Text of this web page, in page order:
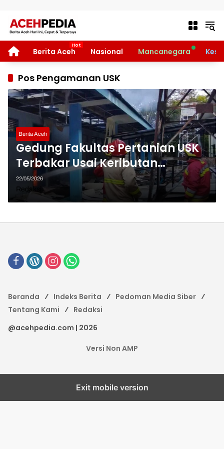
HOMEBerita Aceh Nasional Mancanegara
Pos Pengamanan USK
Berita Aceh
Gedung Fakultas Pertanian USK
Terbakar Usai Keributan
Mahasiswa, Polisi Selidiki Pelaku
22/05/2026
Redaksi
Beranda Indeks Berita
Pedoman Media Siber
Tentang Kami
Redaksi
@acehpedia.com | 2026
Versi Non AMP
Exit mobile version